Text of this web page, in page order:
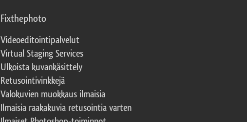
Fixthephoto
Videoeditointipalvelut
Virtual Staging Services
Ulkoista kuvankäsittely
Retusointivinkkejä
Valokuvien muokkaus ilmaisia
Ilmaisia raakakuvia retusointia varten